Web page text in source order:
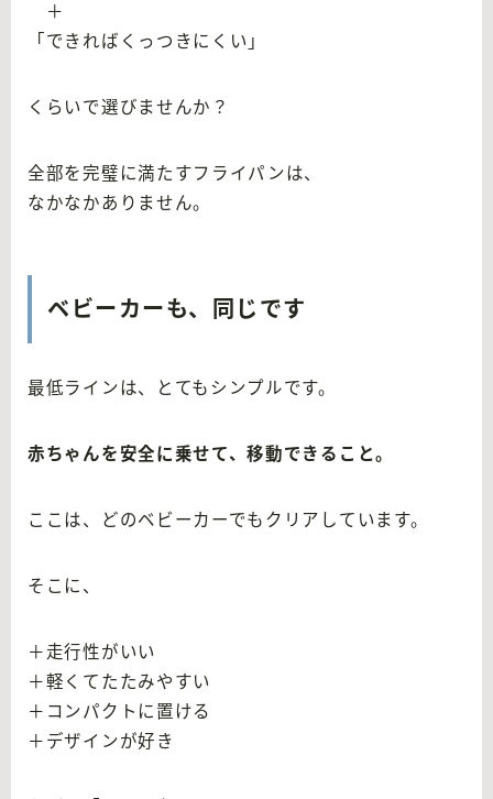
＋
「できればくっつきにくい」
くらいで選びませんか？
全部を完璧に満たすフライパンは、
なかなかありません。
ベビーカーも、同じです
最低ラインは、とてもシンプルです。
赤ちゃんを安全に乗せて、移動できること。
ここは、どのベビーカーでもクリアしています。
そこに、
＋走行性がいい
＋軽くてたたみやすい
＋コンパクトに置ける
＋デザインが好き